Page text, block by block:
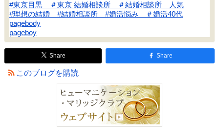
#東京目黒 ＃東京 結婚相談所 ＃結婚相談所 人気
#理想の結婚 #結婚相談所 #婚活悩み ＃婚活40代
pagebody
pageboy
Share Share
このブログを購読